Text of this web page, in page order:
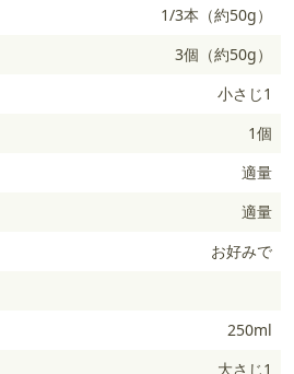
1/3本（約50g）
3個（約50g）
小さじ1
1個
適量
適量
お好みで
250ml
大さじ1